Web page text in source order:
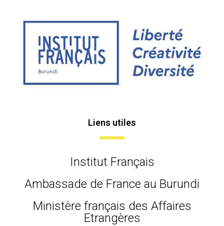
Liens utiles
Institut Français
Ambassade de France au Burundi
Ministère français des Affaires
Etrangères